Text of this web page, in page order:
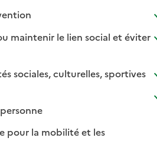
: disponible
: non disponible
maintenir le lien social et éviter
sociales, culturelles, sportives
: disponible
: non disponible
pour la mobilité et les